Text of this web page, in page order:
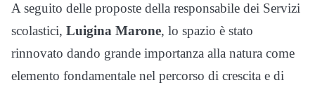
A seguito delle proposte della responsabile dei Servizi
scolastici, Luigina Marone, lo spazio è stato
rinnovato dando grande importanza alla natura come
elemento fondamentale nel percorso di crescita e di